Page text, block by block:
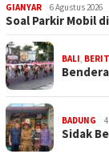
GIANYAR 6 Agustus 2026
Soal Parkir Mobil
BALI
BADUNG
Sidak